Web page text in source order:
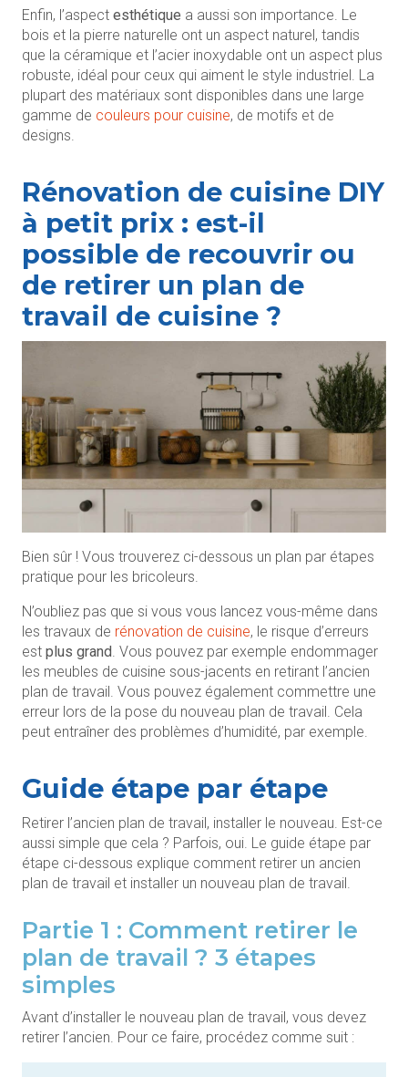
Enfin, l’aspect esthétique a aussi son importance. Le
bois et la pierre naturelle ont un aspect naturel, tandis
que la céramique et l’acier inoxydable ont un aspect plus
robuste, idéal pour ceux qui aiment le style industriel. La
plupart des matériaux sont disponibles dans une large
gamme de couleurs pour cuisine, de motifs et de
designs.
Rénovation de cuisine DIY
à petit prix : est-il
possible de recouvrir ou
de retirer un plan de
travail de cuisine ?
Bien sûr ! Vous trouverez ci-dessous un plan par étapes
pratique pour les bricoleurs.
N’oubliez pas que si vous vous lancez vous-même dans
les travaux de rénovation de cuisine, le risque d’erreurs
est plus grand. Vous pouvez par exemple endommager
les meubles de cuisine sous-jacents en retirant l’ancien
plan de travail. Vous pouvez également commettre une
erreur lors de la pose du nouveau plan de travail. Cela
peut entraîner des problèmes d’humidité, par exemple.
Guide étape par étape
Retirer l’ancien plan de travail, installer le nouveau. Est-ce
aussi simple que cela ? Parfois, oui. Le guide étape par
étape ci-dessous explique comment retirer un ancien
plan de travail et installer un nouveau plan de travail.
Partie 1 : Comment retirer le
plan de travail ? 3 étapes
simples
Avant d’installer le nouveau plan de travail, vous devez
retirer l’ancien. Pour ce faire, procédez comme suit :